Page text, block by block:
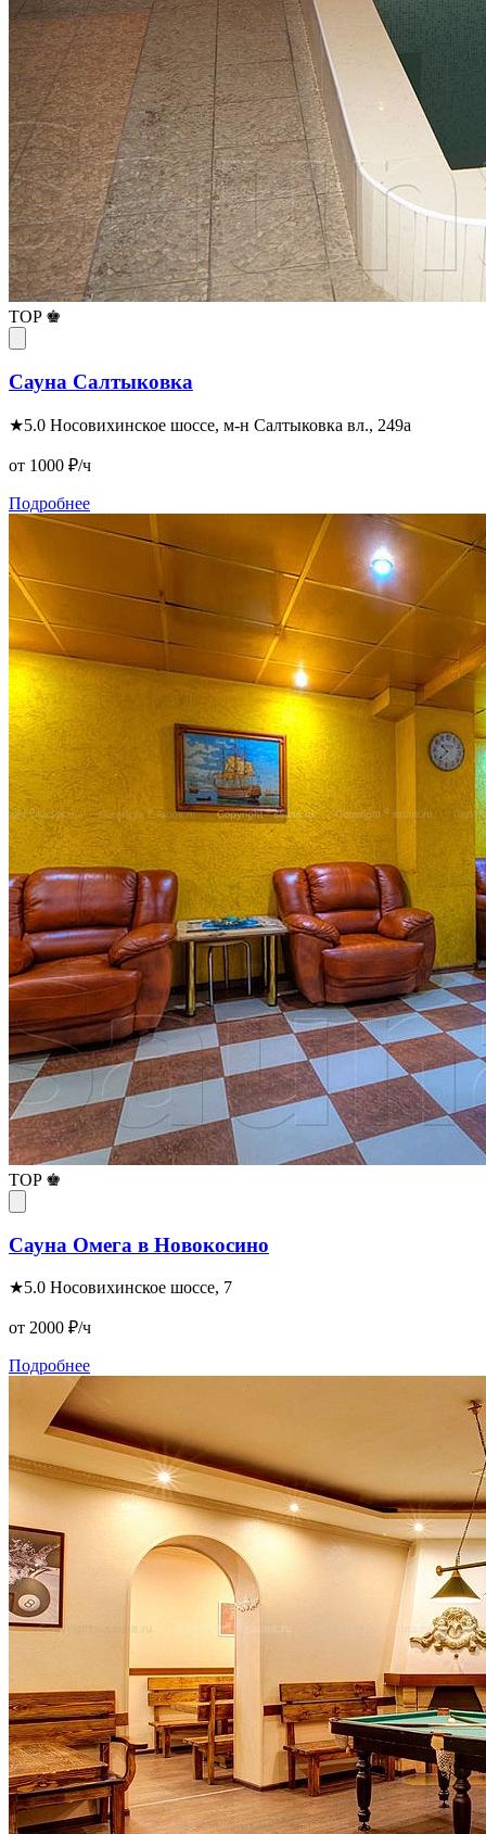
TOP ♚
Сауна Салтыковка
★5.0 Носовихинское шоссе, м-н Салтыковка вл., 249а
от 1000 ₽/ч
Подробнее
TOP ♚
Сауна Омега в Новокосино
★5.0 Носовихинское шоссе, 7
от 2000 ₽/ч
Подробнее